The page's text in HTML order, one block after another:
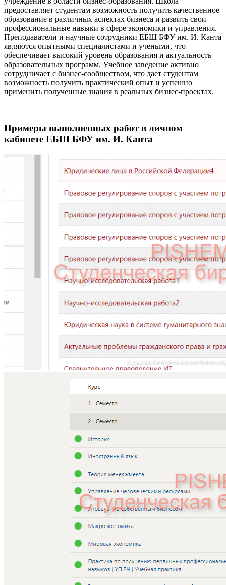
предоставляет студентам возможность получить качественное
образование в различных аспектах бизнеса и развить свои
профессиональные навыки в сфере экономики и управления.
Преподаватели и научные сотрудники ЕБШ БФУ им. И. Канта
являются опытными специалистами и учеными, что
обеспечивает высокий уровень образования и актуальность
образовательных программ. Учебное заведение активно
сотрудничает с бизнес-сообществом, что дает студентам
возможность получить практический опыт и успешно
применить полученные знания в реальных бизнес-проектах.
Примеры выполненных работ в личном
кабинете ЕБШ БФУ им. И. Канта